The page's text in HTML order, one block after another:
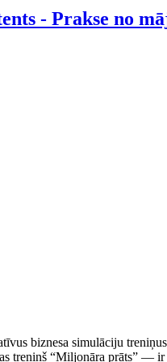
- Prakse no
biznesa simulāciju
treniņš “Miljonāra prāts” — ir